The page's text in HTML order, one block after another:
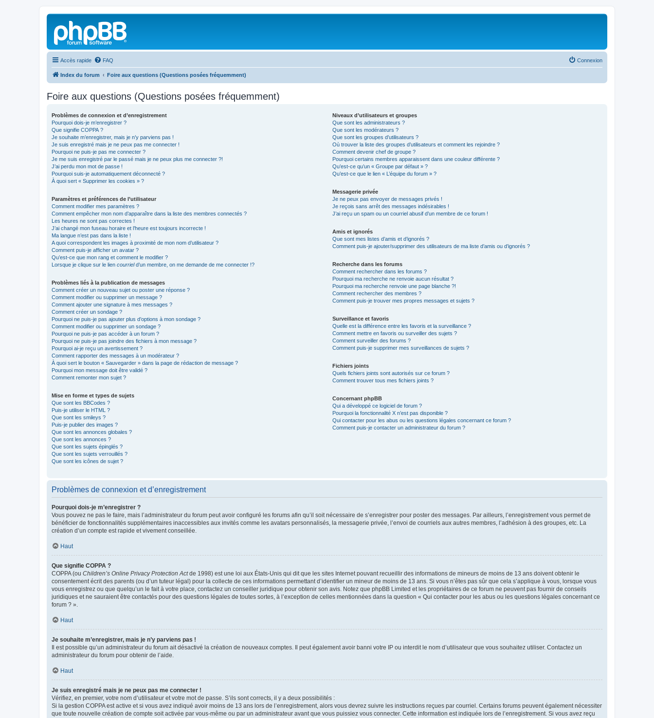
Accès rapide FAQ Connexion
Index du forum Foire aux questions (Questions posées fréquemment)
Foire aux questions (Questions posées fréquemment)
Problèmes de connexion et d’enregistrement
Pourquoi dois-je m’enregistrer ?
Que signifie COPPA ?
Je souhaite m’enregistrer, mais je n’y parviens pas !
Je suis enregistré mais je ne peux pas me connecter !
Pourquoi ne puis-je pas me connecter ?
Je me suis enregistré par le passé mais je ne peux plus me connecter ?!
J’ai perdu mon mot de passe !
Pourquoi suis-je automatiquement déconnecté ?
À quoi sert « Supprimer les cookies » ?
Paramètres et préférences de l’utilisateur
Comment modifier mes paramètres ?
Comment empêcher mon nom d’apparaître dans la liste des membres connectés ?
Les heures ne sont pas correctes !
J’ai changé mon fuseau horaire et l’heure est toujours incorrecte !
Ma langue n’est pas dans la liste !
A quoi correspondent les images à proximité de mon nom d’utilisateur ?
Comment puis-je afficher un avatar ?
Qu’est-ce que mon rang et comment le modifier ?
Lorsque je clique sur le lien courrield’un membre, on me demande de me connecter !?
Problèmes liés à la publication de messages
Comment créer un nouveau sujet ou poster une réponse ?
Comment modifier ou supprimer un message ?
Comment ajouter une signature à mes messages ?
Comment créer un sondage ?
Pourquoi ne puis-je pas ajouter plus d’options à mon sondage ?
Comment modifier ou supprimer un sondage ?
Pourquoi ne puis-je pas accéder à un forum ?
Pourquoi ne puis-je pas joindre des fichiers à mon message ?
Pourquoi ai-je reçu un avertissement ?
Comment rapporter des messages à un modérateur ?
À quoi sert le bouton « Sauvegarder » dans la page de rédaction de message ?
Pourquoi mon message doit être validé ?
Comment remonter mon sujet ?
Mise en forme et types de sujets
Que sont les BBCodes ?
Puis-je utiliser le HTML ?
Que sont les smileys ?
Puis-je publier des images ?
Que sont les annonces globales ?
Que sont les annonces ?
Que sont les sujets épinglés ?
Que sont les sujets verrouillés ?
Que sont les icônes de sujet ?
Niveaux d’utilisateurs et groupes
Que sont les administrateurs ?
Que sont les modérateurs ?
Que sont les groupes d’utilisateurs ?
Où trouver la liste des groupes d’utilisateurs et comment les rejoindre ?
Comment devenir chef de groupe ?
Pourquoi certains membres apparaissent dans une couleur différente ?
Qu’est-ce qu’un « Groupe par défaut » ?
Qu’est-ce que le lien « L’équipe du forum » ?
Messagerie privée
Je ne peux pas envoyer de messages privés !
Je reçois sans arrêt des messages indésirables !
J’ai reçu un spam ou un courriel abusif d’un membre de ce forum !
Amis et ignorés
Que sont mes listes d’amis et d’ignorés ?
Comment puis-je ajouter/supprimer des utilisateurs de ma liste d’amis ou d’ignorés ?
Recherche dans les forums
Comment rechercher dans les forums ?
Pourquoi ma recherche ne renvoie aucun résultat ?
Pourquoi ma recherche renvoie une page blanche ?!
Comment rechercher des membres ?
Comment puis-je trouver mes propres messages et sujets ?
Surveillance et favoris
Quelle est la différence entre les favoris et la surveillance ?
Comment mettre en favoris ou surveiller des sujets ?
Comment surveiller des forums ?
Comment puis-je supprimer mes surveillances de sujets ?
Fichiers joints
Quels fichiers joints sont autorisés sur ce forum ?
Comment trouver tous mes fichiers joints ?
Concernant phpBB
Qui a développé ce logiciel de forum ?
Pourquoi la fonctionnalité X n’est pas disponible ?
Qui contacter pour les abus ou les questions légales concernant ce forum ?
Comment puis-je contacter un administrateur du forum ?
Problèmes de connexion et d’enregistrement
Pourquoi dois-je m’enregistrer ?
Vous pouvez ne pas le faire, mais l’administrateur du forum peut avoir configuré les forums afin qu’il soit nécessaire de s’enregistrer pour poster des messages. Par ailleurs, l’enregistrement vous permet de
bénéficier de fonctionnalités supplémentaires inaccessibles aux invités comme les avatars personnalisés, la messagerie privée, l’envoi de courriels aux autres membres, l’adhésion à des groupes, etc. La
création d’un compte est rapide et vivement conseillée.
Haut
Que signifie COPPA ?
COPPA (ou Children’s Online Privacy Protection Actde 1998) est une loi aux États-Unis qui dit que les sites Internet pouvant recueillir des informations de mineurs de moins de 13 ans doivent obtenir le
consentement écrit des parents (ou d’un tuteur légal) pour la collecte de ces informations permettant d’identifier un mineur de moins de 13 ans. Si vous n’êtes pas sûr que cela s’applique à vous, lorsque vous
vous enregistrez ou que quelqu’un le fait à votre place, contactez un conseiller juridique pour obtenir son avis. Notez que phpBB Limited et les propriétaires de ce forum ne peuvent pas fournir de conseils
juridiques et ne sauraient être contactés pour des questions légales de toutes sortes, à l’exception de celles mentionnées dans la question « Qui contacter pour les abus ou les questions légales concernant ce
forum ? ».
Haut
Je souhaite m’enregistrer, mais je n’y parviens pas !
Il est possible qu’un administrateur du forum ait désactivé la création de nouveaux comptes. Il peut également avoir banni votre IP ou interdit le nom d’utilisateur que vous souhaitez utiliser. Contactez un
administrateur du forum pour obtenir de l’aide.
Haut
Je suis enregistré mais je ne peux pas me connecter !
Vérifiez, en premier, votre nom d’utilisateur et votre mot de passe. S’ils sont corrects, il y a deux possibilités :
Si la gestion COPPA est active et si vous avez indiqué avoir moins de 13 ans lors de l’enregistrement, alors vous devrez suivre les instructions reçues par courriel. Certains forums peuvent également nécessiter
que toute nouvelle création de compte soit activée par vous-même ou par un administrateur avant que vous puissiez vous connecter. Cette information est indiquée lors de l’enregistrement. Si vous avez reçu